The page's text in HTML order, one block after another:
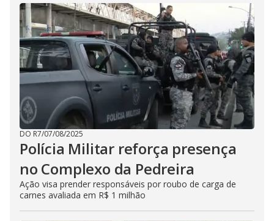
DO R7/07/08/2025
Polícia Militar reforça presença
no Complexo da Pedreira
Ação visa prender responsáveis por roubo de carga de
carnes avaliada em R$ 1 milhão